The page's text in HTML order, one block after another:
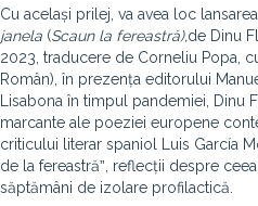
Cu același prilej, va avea loc
janela (Scaun la fereastră),de Dinu
2023, traducere de Corneliu Popa,
Român), în prezența editorului
Lisabona în timpul pandemiei, Dinu
marcante ale poeziei europene
criticului literar spaniol Luis García
de la fereastrăˮ, reflecții despre
săptămâni de izolare profilactică.